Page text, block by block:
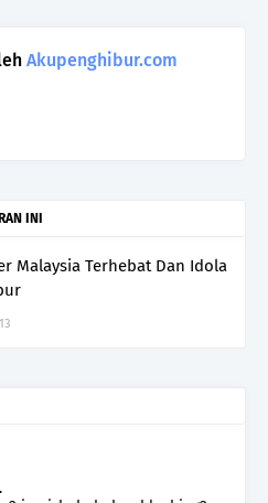
Akupenghibur.com
INI
Malaysia Terhebat Dan Idola